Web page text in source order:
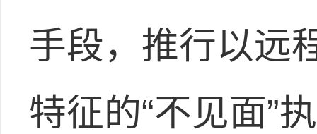
手段，推行以远
特征的“不见面”